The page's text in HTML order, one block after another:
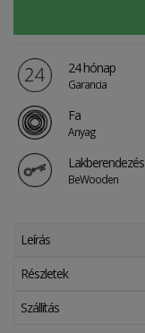
24 hónap
Garancia
Fa
Anyag
Lakberendezés
BeWooden
Leírás
Részletek
Szállítás